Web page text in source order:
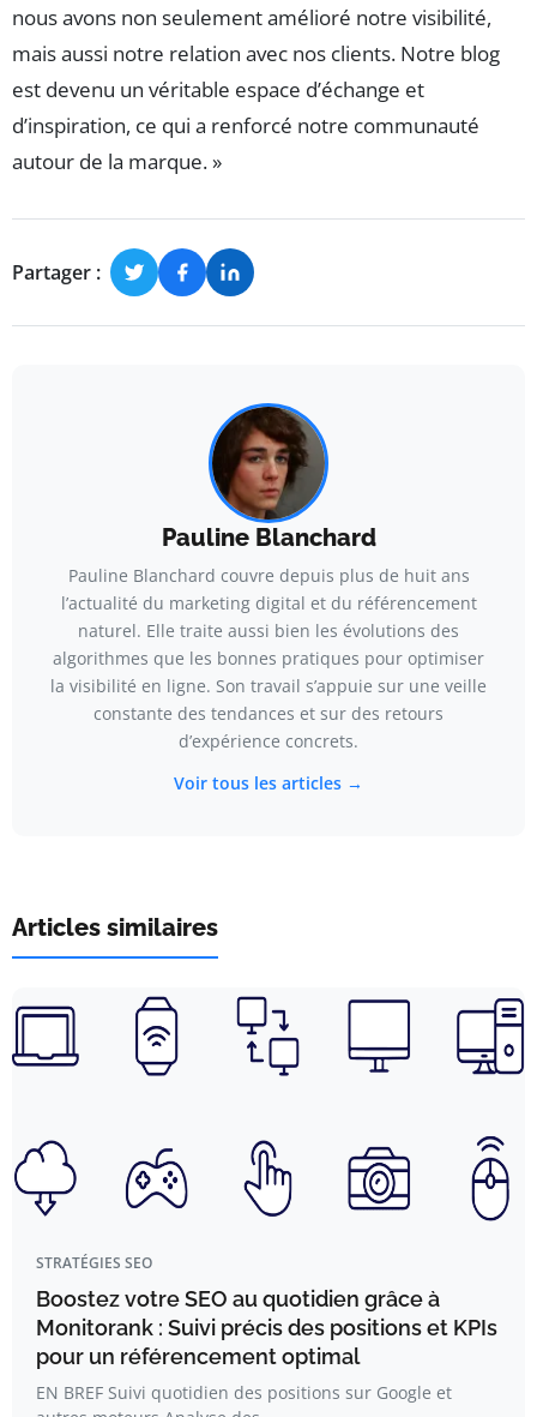
nous avons non seulement amélioré notre visibilité,
mais aussi notre relation avec nos clients. Notre blog
est devenu un véritable espace d’échange et
d’inspiration, ce qui a renforcé notre communauté
autour de la marque. »
Partager :
Pauline Blanchard
Pauline Blanchard couvre depuis plus de huit ans
l’actualité du marketing digital et du référencement
naturel. Elle traite aussi bien les évolutions des
algorithmes que les bonnes pratiques pour optimiser
la visibilité en ligne. Son travail s’appuie sur une veille
constante des tendances et sur des retours
d’expérience concrets.
Voir tous les articles →
Articles similaires
STRATÉGIES SEO
Boostez votre SEO au quotidien grâce à
Monitorank : Suivi précis des positions et KPIs
pour un référencement optimal
EN BREF Suivi quotidien des positions sur Google et